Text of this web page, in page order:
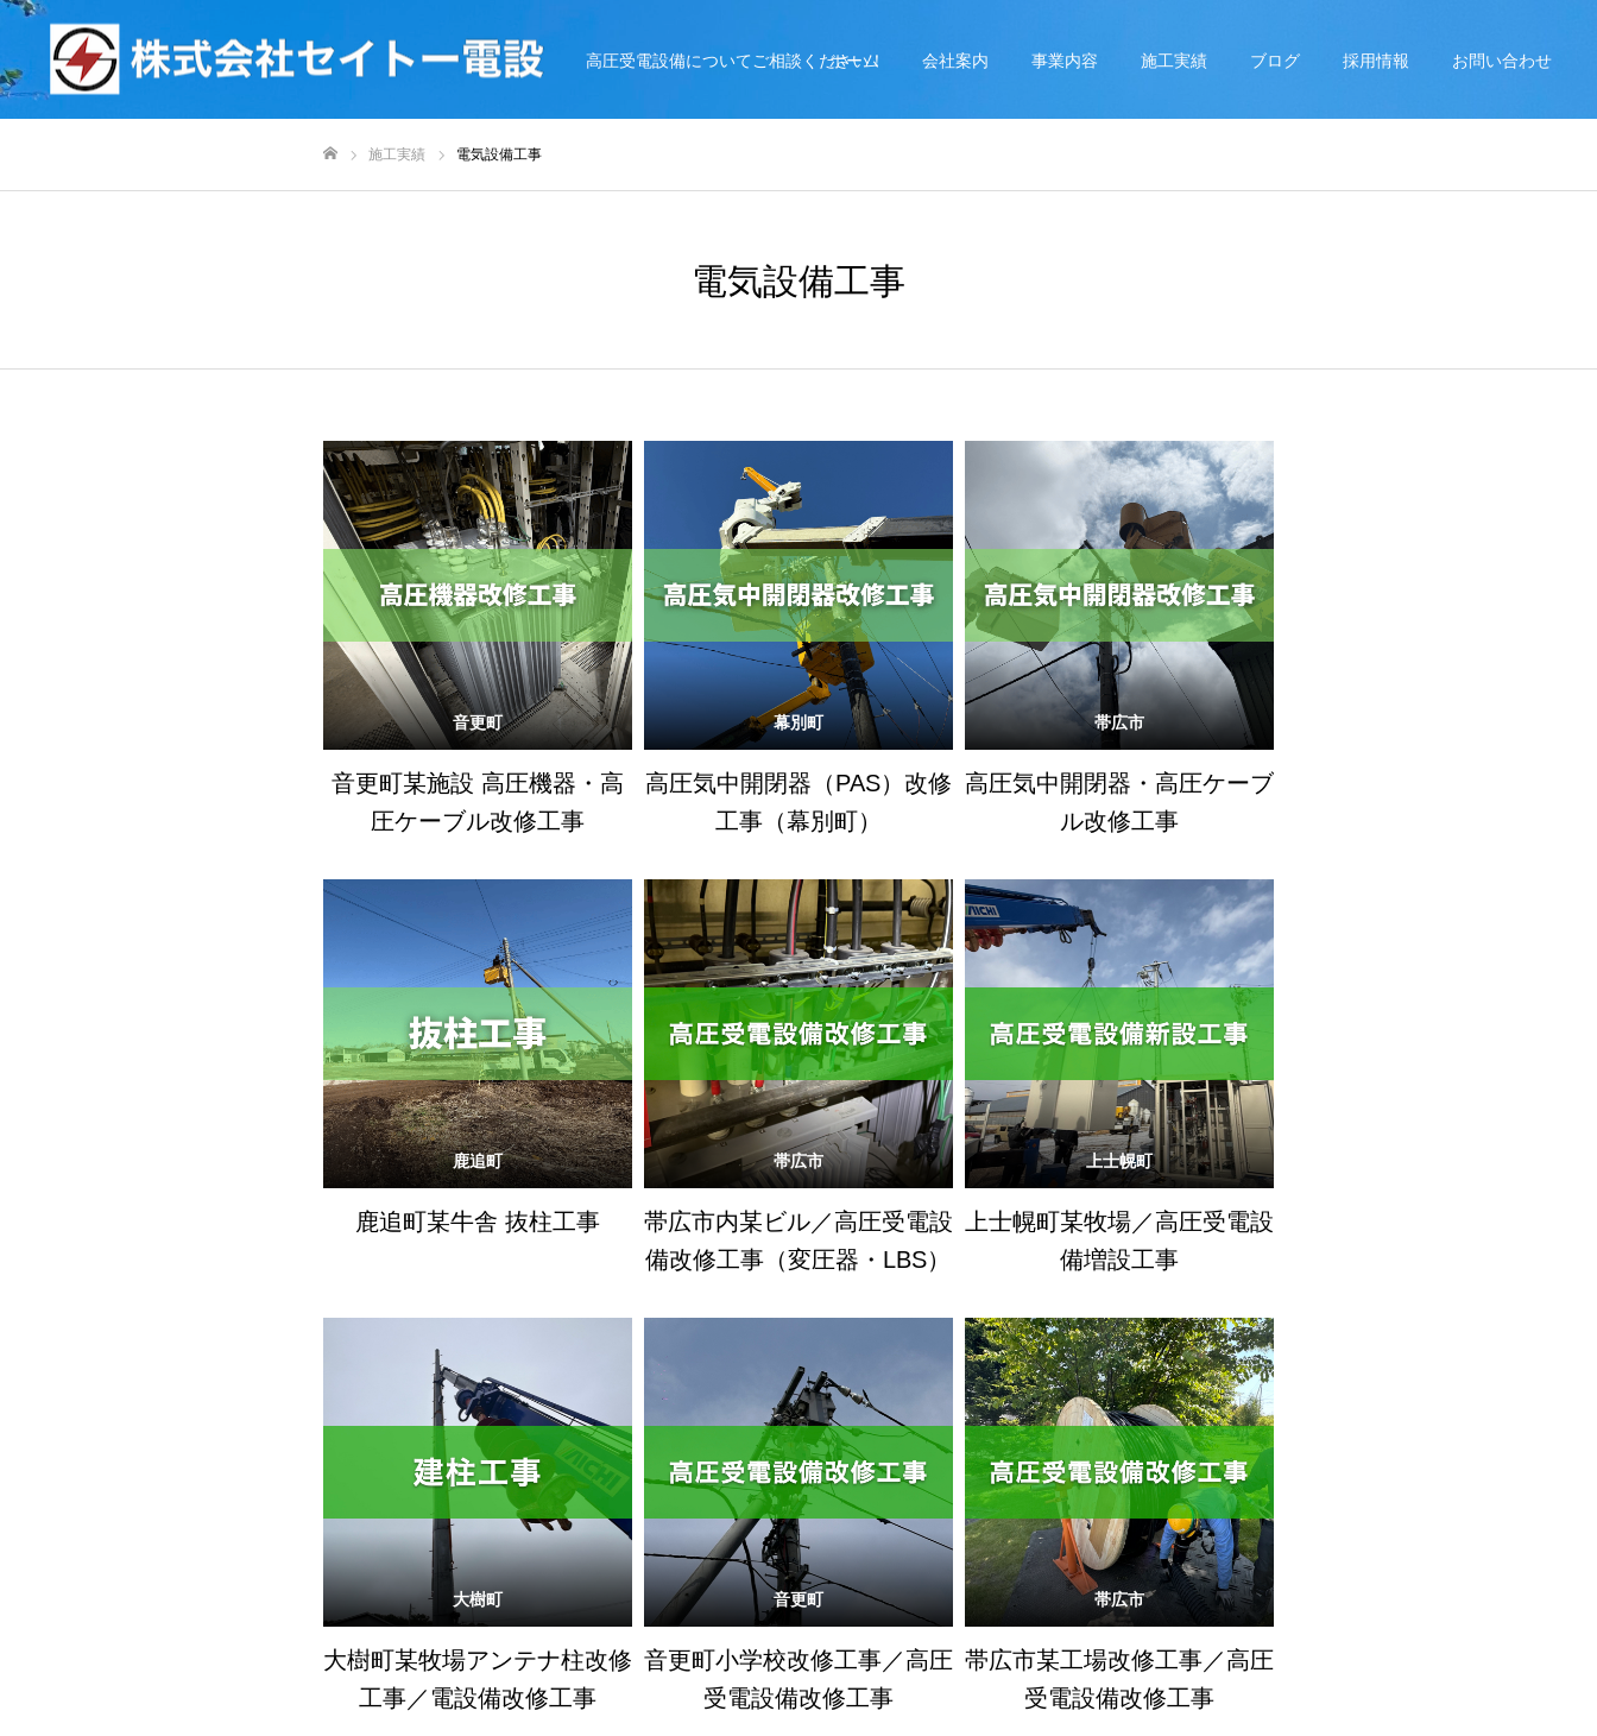
高圧受電設備についてご相談ください！
ホーム 会社案内 事業内容 施工実績 ブログ 採用情報 お問い合わせ
施工実績 電気設備工事
電気設備工事
音更町
音更町某施設 高圧機器・高
圧ケーブル改修工事
幕別町
高圧気中開閉器（PAS）改修
工事（幕別町）
帯広市
高圧気中開閉器・高圧ケーブ
ル改修工事
鹿追町
鹿追町某牛舎 抜柱工事
帯広市
帯広市内某ビル／高圧受電設
備改修工事（変圧器・LBS）
上士幌町
上士幌町某牧場／高圧受電設
備増設工事
大樹町
大樹町某牧場アンテナ柱改修
工事／電設備改修工事
音更町
音更町小学校改修工事／高圧
受電設備改修工事
帯広市
帯広市某工場改修工事／高圧
受電設備改修工事